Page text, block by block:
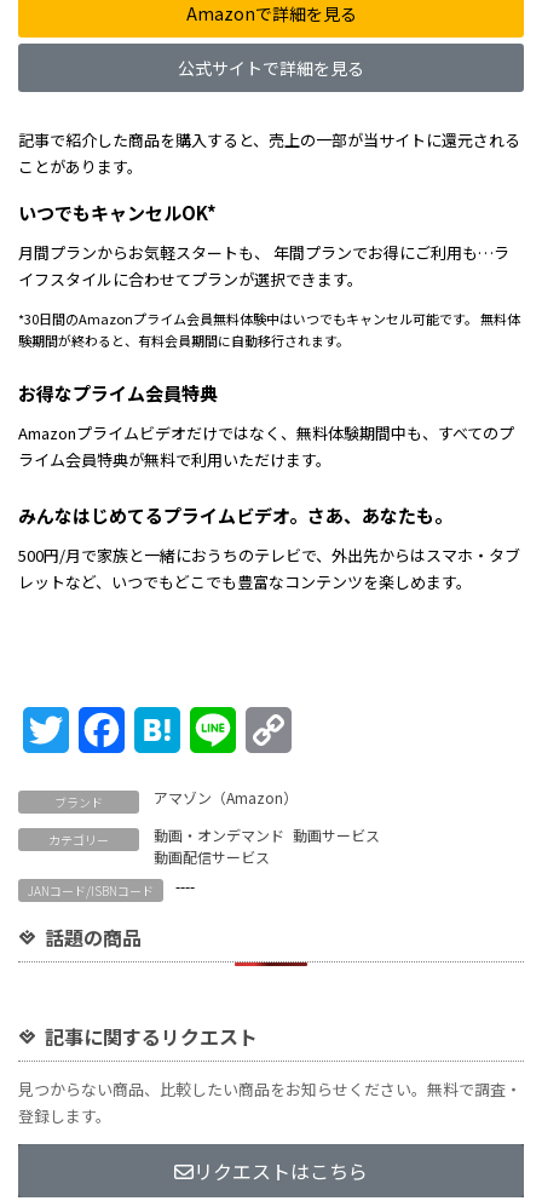
Amazonで詳細を見る
公式サイトで詳細を見る
記事で紹介した商品を購入すると、売上の一部が当サイトに還元される
ことがあります。
いつでもキャンセルOK*
月間プランからお気軽スタートも、 年間プランでお得にご利用も…ラ
イフスタイルに合わせてプランが選択できます。
*30日間のAmazonプライム会員無料体験中はいつでもキャンセル可能です。 無料体
験期間が終わると、有料会員期間に自動移行されます。
お得なプライム会員特典
Amazonプライムビデオだけではなく、無料体験期間中も、すべてのプ
ライム会員特典が無料で利用いただけます。
みんなはじめてるプライムビデオ。さあ、あなたも。
500円/月で家族と一緒におうちのテレビで、外出先からはスマホ・タブ
レットなど、いつでもどこでも豊富なコンテンツを楽しめます。
Twitter FacebookHatena Line
ブランド アマゾン（Amazon）
カテゴリー 動画・オンデマンド 動画サービス
動画配信サービス
JANコード/ISBNコード ----
話題の商品
記事に関するリクエスト
見つからない商品、比較したい商品をお知らせください。無料で調査・
登録します。
リクエストはこちら